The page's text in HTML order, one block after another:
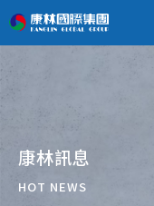
康林訊息
HOT NEWS